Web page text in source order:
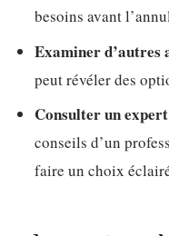
besoins avant
Examiner d’autres
peut révéler des
Consulter un
conseils d’un
faire un choix